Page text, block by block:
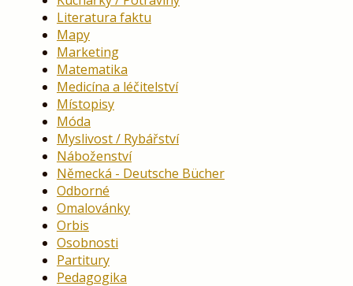
Literatura faktu
Mapy
Marketing
Matematika
Medicína a léčitelství
Místopisy
Móda
Myslivost / Rybářství
Náboženství
Německá - Deutsche Bücher
Odborné
Omalovánky
Orbis
Osobnosti
Partitury
Pedagogika